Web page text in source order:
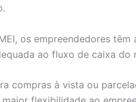
os empreendedores
ao fluxo de caixa do
compras à vista ou